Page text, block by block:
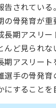
告されてい
の骨発育が
長期アスリ
んど見られ
期アスリー
選手の骨発
することを